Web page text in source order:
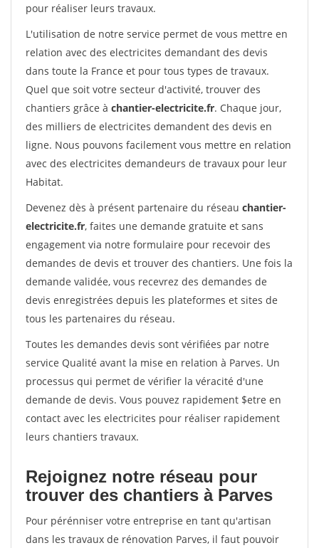
pour réaliser leurs travaux.
L'utilisation de notre service permet de vous mettre en
relation avec des electricites demandant des devis
dans toute la France et pour tous types de travaux.
Quel que soit votre secteur d'activité, trouver des
chantiers grâce à chantier-electricite.fr. Chaque jour,
des milliers de electricites demandent des devis en
ligne. Nous pouvons facilement vous mettre en relation
avec des electricites demandeurs de travaux pour leur
Habitat.
Devenez dès à présent partenaire du réseau chantier-
electricite.fr, faites une demande gratuite et sans
engagement via notre formulaire pour recevoir des
demandes de devis et trouver des chantiers. Une fois la
demande validée, vous recevrez des demandes de
devis enregistrées depuis les plateformes et sites de
tous les partenaires du réseau.
Toutes les demandes devis sont vérifiées par notre
service Qualité avant la mise en relation à Parves. Un
processus qui permet de vérifier la véracité d'une
demande de devis. Vous pouvez rapidement $etre en
contact avec les electricites pour réaliser rapidement
leurs chantiers travaux.
Rejoignez notre réseau pour
trouver des chantiers à Parves
Pour pérénniser votre entreprise en tant qu'artisan
dans les travaux de rénovation Parves, il faut pouvoir